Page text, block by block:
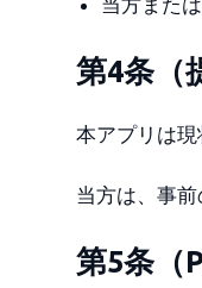
第4条（
本アプリは現
当方は、事
第5条（